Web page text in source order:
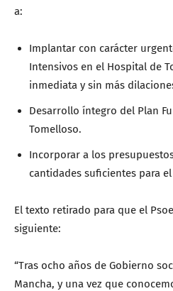
a:
Implantar con carácter
Intensivos en el Hospital de
inmediata y sin más
Desarrollo íntegro del Plan
Tomelloso.
Incorporar a los
cantidades suficientes para
El texto retirado para que el
siguiente:
“Tras ocho años de Gobierno
Mancha, y una vez que